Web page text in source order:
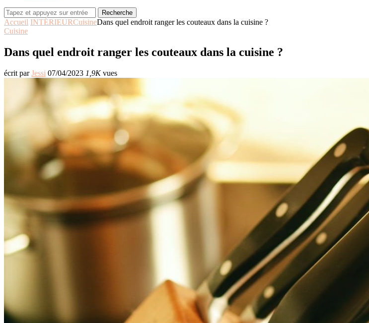
Recherche
Accueil INTÉRIEURCuisineDans quel endroit ranger les couteaux dans la cuisine ?
Cuisine
Dans quel endroit ranger les couteaux dans la cuisine ?
écrit parJessi 07/04/2023 1,9Kvues